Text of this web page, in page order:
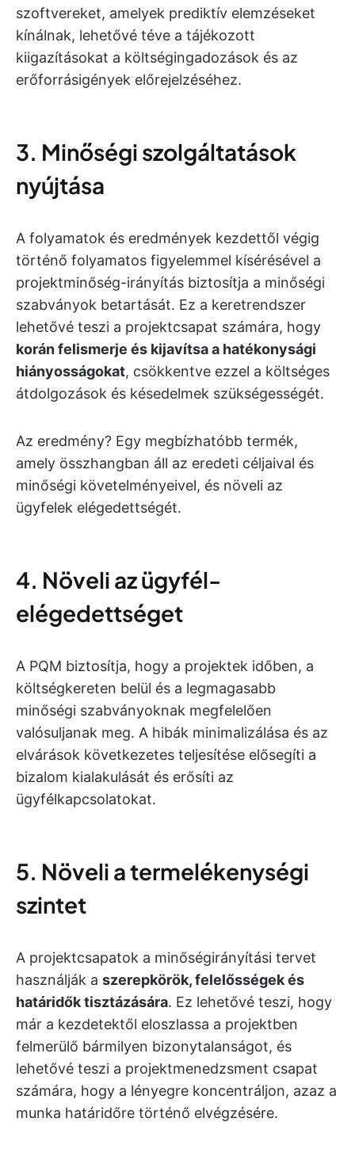
szoftvereket, amelyek prediktív elemzéseket
kínálnak, lehetővé téve a tájékozott
kiigazításokat a költségingadozások és az
erőforrásigények előrejelzéséhez.
3. Minőségi szolgáltatások
nyújtása
A folyamatok és eredmények kezdettől végig
történő folyamatos figyelemmel kísérésével a
projektminőség-irányítás biztosítja a minőségi
szabványok betartását. Ez a keretrendszer
lehetővé teszi a projektcsapat számára, hogy
korán felismerje és kijavítsa a hatékonysági
hiányosságokat, csökkentve ezzel a költséges
átdolgozások és késedelmek szükségességét.
Az eredmény? Egy megbízhatóbb termék,
amely összhangban áll az eredeti céljaival és
minőségi követelményeivel, és növeli az
ügyfelek elégedettségét.
4. Növeli az ügyfél-
elégedettséget
A PQM biztosítja, hogy a projektek időben, a
költségkereten belül és a legmagasabb
minőségi szabványoknak megfelelően
valósuljanak meg. A hibák minimalizálása és az
elvárások következetes teljesítése elősegíti a
bizalom kialakulását és erősíti az
ügyfélkapcsolatokat.
5. Növeli a termelékenységi
szintet
A projektcsapatok a minőségirányítási tervet
használják a szerepkörök, felelősségek és
határidők tisztázására. Ez lehetővé teszi, hogy
már a kezdetektől eloszlassa a projektben
felmerülő bármilyen bizonytalanságot, és
lehetővé teszi a projektmenedzsment csapat
számára, hogy a lényegre koncentráljon, azaz a
munka határidőre történő elvégzésére.